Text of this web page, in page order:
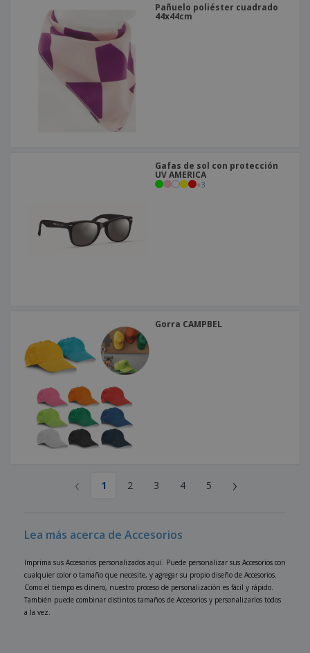
Pañuelo poliéster cuadrado
44x44cm
Gafas de sol con protección
UV AMERICA
+3
Gorra CAMPBEL
‹ 1 2 3 4 5 ›
Lea más acerca de Accesorios
Imprima sus Accesorios personalizados aquí. Puede personalizar sus Accesorios con
cualquier color o tamaño que necesite, y agregar su propio diseño de Accesorios.
Como el tiempo es dinero, nuestro proceso de personalización es fácil y rápido.
También puede combinar distintos tamaños de Accesorios y personalizarlos todos
a la vez.